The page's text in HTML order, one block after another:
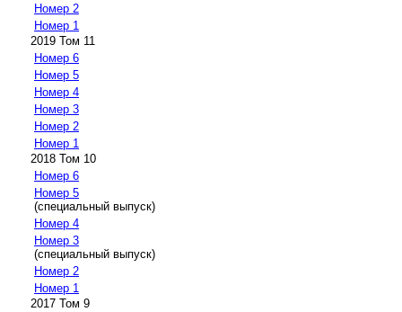
Номер 2
Номер 1
2019 Том 11
Номер 6
Номер 5
Номер 4
Номер 3
Номер 2
Номер 1
2018 Том 10
Номер 6
Номер 5
(специальный выпуск)
Номер 4
Номер 3
(специальный выпуск)
Номер 2
Номер 1
2017 Том 9